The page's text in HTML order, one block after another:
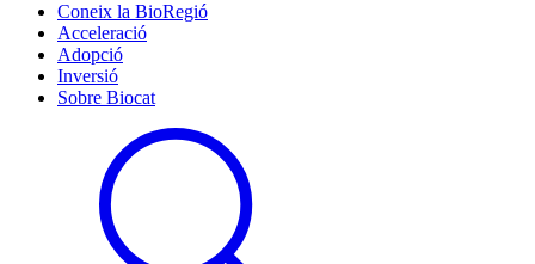
Coneix la BioRegió
Acceleració
Adopció
Inversió
Sobre Biocat